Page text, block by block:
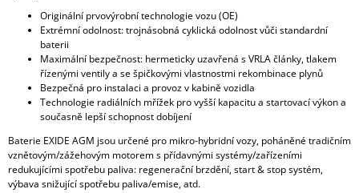
Originální prvovýrobní technologie vozu (OE)
Extrémní odolnost: trojnásobná cyklická odolnost vůči standardní
baterii
Maximální bezpečnost: hermeticky uzavřená s VRLA články, tlakem
řízenými ventily a se špičkovými vlastnostmi rekombinace plynů
Bezpečná pro instalaci a provoz v kabině vozidla
Technologie radiálních mřížek pro vyšší kapacitu a startovací výkon a
současně lepší schopnost dobíjení
Baterie EXIDE AGM jsou určené pro mikro-hybridní vozy, poháněné tradičním
vznětovým/zážehovým motorem s přídavnými systémy/zařízeními
redukujícími spotřebu paliva: regenerační brzdění, start & stop systém,
výbava snižující spotřebu paliva/emise, atd.